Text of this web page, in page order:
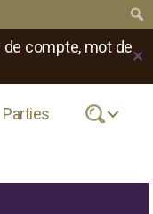
compte, mot de✕
Parties .